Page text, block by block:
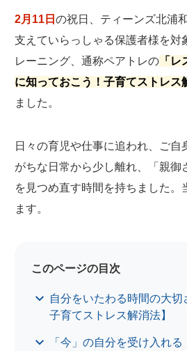
2月11日 の祝日、ティーンズ北浦
支えていらっしゃる保護者様を対
レーニング、通称ペアトレの 「
に知っておこう！子育てストレス
ました。
日々の育児や仕事に追われ、ご自
がちな日常から少し離れ、「親御
を見つめ直す時間を持ちました。
ます。
自分をいたわる時間の大切
子育てストレス解消法】
「今」の自分を受け入れ